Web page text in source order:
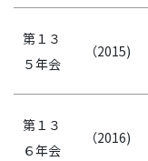
第１３
５年会
（2015)
第１３
６年会
（2016)